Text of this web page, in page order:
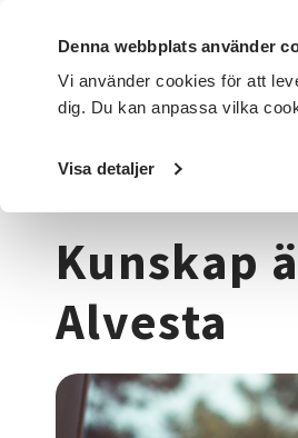
Denna webbplats använder
Vi använder cookies för att
dig. Du kan anpassa vilka
Visa detaljer
DET HÄR GÖR VI FÖR DIG SOM
Startsida / Kurser och
Kunskap
Alvesta